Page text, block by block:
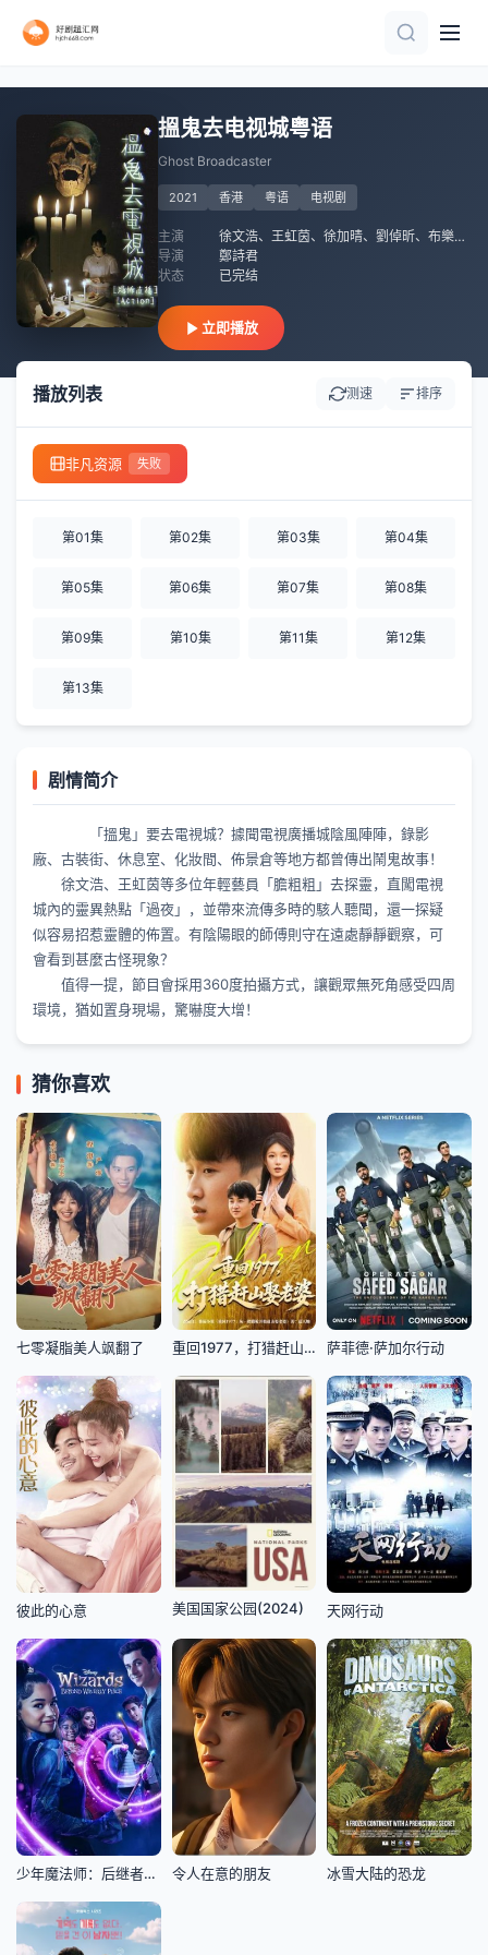
搵鬼去电视城粤语
Ghost Broadcaster
2021 香港 粤语 电视剧
主演
徐文浩、王虹茵、徐加晴、劉倬昕、布樂文、胡敏芝、黃翠瑩
导演
鄭詩君
状态
已完结
立即播放
播放列表 测速 排序
非凡资源 失败
第01集 第02集 第03集 第04集
第05集 第06集 第07集 第08集
第09集 第10集 第11集 第12集
第13集
剧情简介
「搵鬼」要去電視城？據聞電視廣播城陰風陣陣，錄影
廠、古裝街、休息室、化妝間、佈景倉等地方都曾傳出鬧鬼故事！
徐文浩、王虹茵等多位年輕藝員「膽粗粗」去探靈，直闖電視
城內的靈異熱點「過夜」，並帶來流傳多時的駭人聽聞，還一探疑
似容易招惹靈體的佈置。有陰陽眼的師傅則守在遠處靜靜觀察，可
會看到甚麼古怪現象？
值得一提，節目會採用360度拍攝方式，讓觀眾無死角感受四周
環境，猶如置身現場，驚嚇度大增！
猜你喜欢
全集
七零凝脂美人飒翻了
全集
重回1977，打猎赶山娶老婆
第6集完结
萨菲德·萨加尔行动
已完结 共15集
彼此的心意
第5集完结
美国国家公园(2024)
第30集完结
天网行动
全4集
少年魔法师：后继者第3季
第9集
令人在意的朋友
已完结 共2集
冰雪大陆的恐龙
全12集